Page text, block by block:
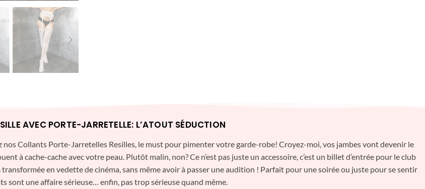
AVEC PORTE-JARRETELLE: L’ATOUT SÉDUCTION
nos Collants Porte-Jarretelles Resilles, le must pour pimenter votre garde-robe! Croyez-moi, vos jambes vont devenir le
à cache-cache avec votre peau. Plutôt malin, non? Ce n’est pas juste un accessoire, c’est un billet d’entrée pour le club
en vedette de cinéma, sans même avoir à passer une audition ! Parfait pour une soirée ou juste pour se sentir
sont une affaire sérieuse… enfin, pas trop sérieuse quand même.